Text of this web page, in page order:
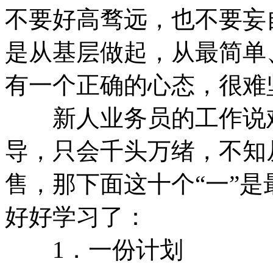
不要好高骛远，也不要
是从基层做起，从最简
有一个正确的心态，很
新人业务员的工作说
导，只会千头万绪，不
售，那下面这十个“一”
好好学习了：
1．一份计划